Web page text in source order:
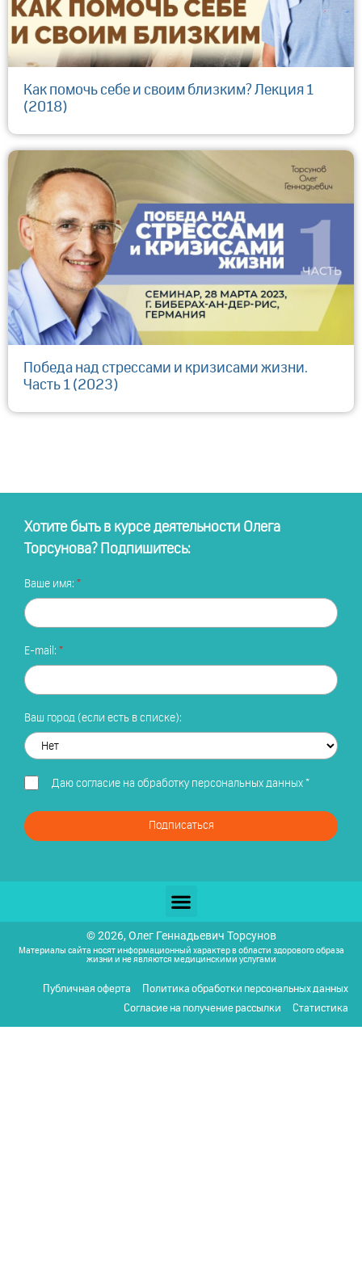
Как помочь себе и своим близким? Лекция 1
(2018)
Победа над стрессами и кризисами жизни.
Часть 1 (2023)
Хотите быть в курсе деятельности Олега
Торсунова? Подпишитесь:
Ваше имя:
E-mail:
Ваш город (если есть в списке):
Даю согласие на обработку персональных данных*
Подписаться
© 2026, Олег Геннадьевич Торсунов
Материалы сайта носят информационный характер в области здорового образа
жизни и не являются медицинскими услугами
Публичная оферта
Политика обработки персональных данных
Согласие на получение рассылки
Статистика